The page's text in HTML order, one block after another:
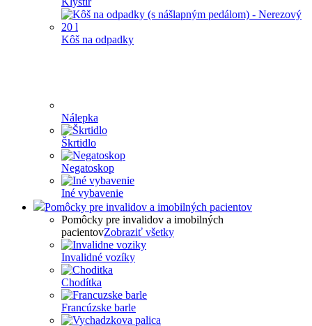
Kôš na odpadky
Nálepka
Škrtidlo
Negatoskop
Iné vybavenie
Pomôcky pre invalidov a imobilných pacientov
Pomôcky pre invalidov a imobilných
pacientovZobraziť všetky
Invalidné vozíky
Chodítka
Francúzske barle